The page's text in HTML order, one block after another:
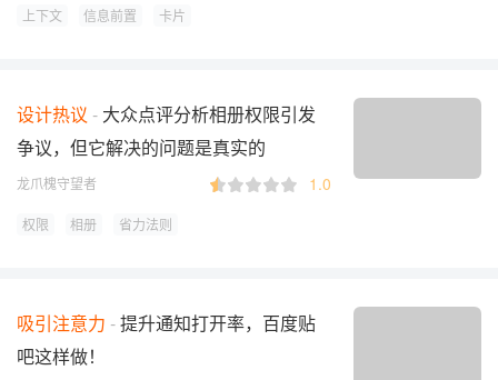
上下文 信息前置 卡片
设计热议
大众点评分析相册权限引发
争议，但它解决的问题是真实的
龙爪槐守望者 1.0
权限 相册 省力法则
吸引注意力
提升通知打开率，百度贴
吧这样做！